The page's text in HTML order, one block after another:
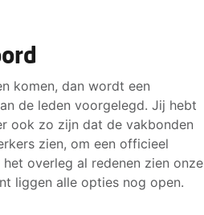
komen, dan wordt een
de leden voorgelegd. Jij hebt
ook zo zijn dat de vakbonden
zien, om een officieel
overleg al redenen zien onze
liggen alle opties nog open.